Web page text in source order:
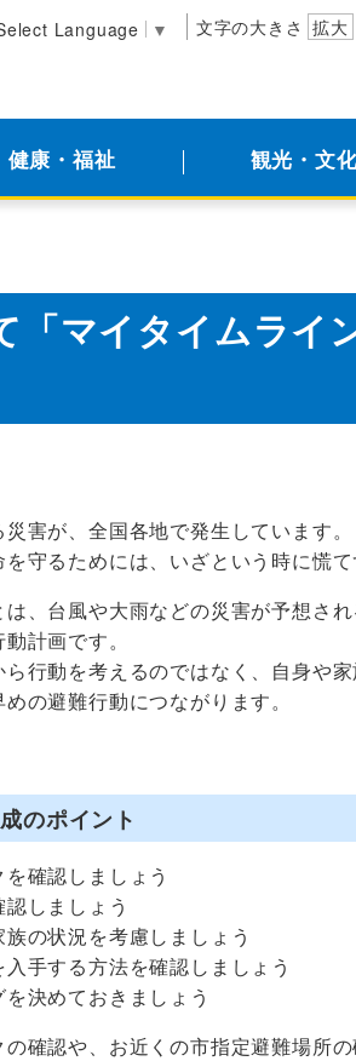
Language ▼ 文字の大きさ 拡大
健康・福祉 観光・文
「マイタイムライ
害が、全国各地で発生しています。
守るためには、いざという時に慌
は、台風や大雨などの災害が予想さ
計画です。
行動を考えるのではなく、自身や
の避難行動につながります。
のポイント
確認しましょう
しましょう
の状況を考慮しましょう
手する方法を確認しましょう
決めておきましょう
確認や、お近くの市指定避難場所